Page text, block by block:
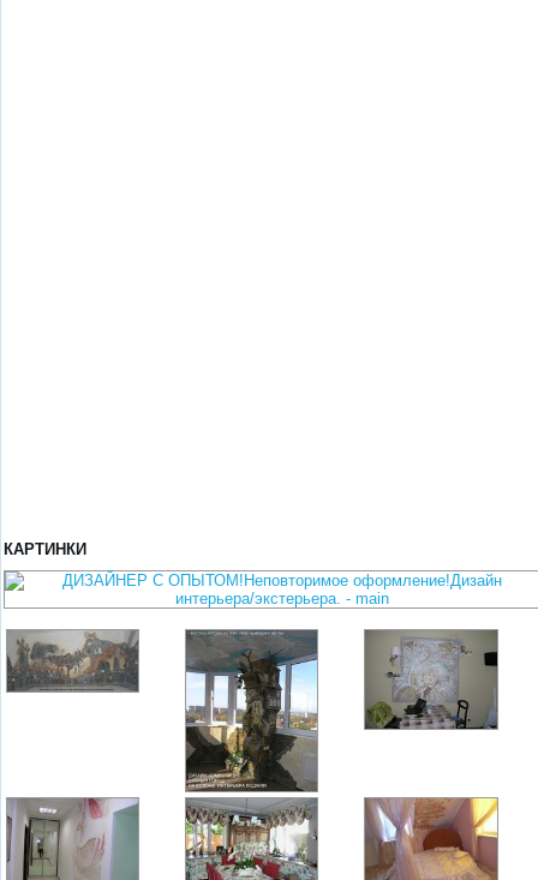
КАРТИНКИ